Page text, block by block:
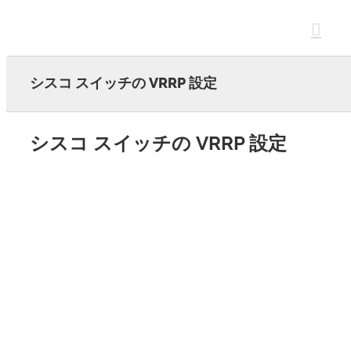
シスコ スイッチの VRRP 設定
シスコ スイッチの VRRP 設定